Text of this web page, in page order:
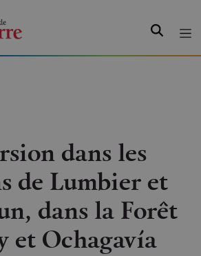
dans les
de Lumbier et
dans la Forêt
et Ochagavía